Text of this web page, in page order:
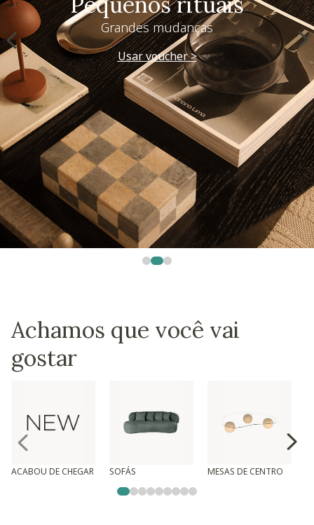
Grandes mudanças
Usar voucher >
Achamos que você vai
gostar
ACABOU DE CHEGAR SOFÁS MESAS DE CENTRO